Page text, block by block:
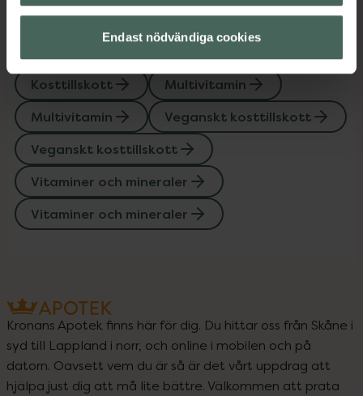
Endast nödvändiga cookies
Kosttillskott
Multivitamin
Multivitamin
Veganskt kosttillskott
Veganskt kosttillskott
Vitaminer och mineraler
Vitaminer och mineraler
Kronans Apotek finns här för dig. Du hittar oss från Skåne i
syd till Lappland i norr, och online i mobilen och på
datorn. Oavsett vem du är så är det vårt uppdrag att
hjälpa just dig att må lite bättre. Välkommen att prata